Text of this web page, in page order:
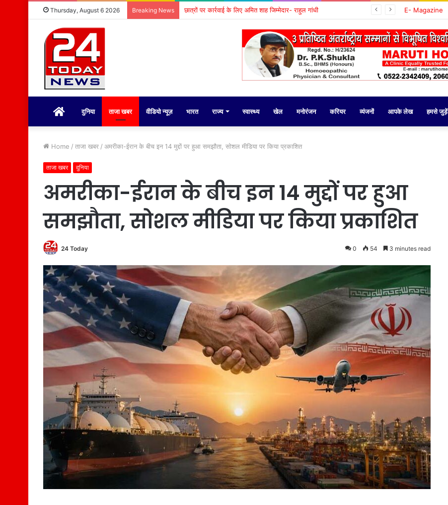
Thursday, August 6 2026 Breaking News छात्रों पर कार्रवाई के लिए अमित शाह जिम्मेदार- राहुल गांधी E- Magazine
होम दुनिया ताजा खबर वीडियो न्यूज़ भारत राज्य स्वास्थ्य खेल मनोरंजन करियर व्यंजनों आपके लेख हमसे जुड़ें
Home / ताजा खबर / अमरीका-ईरान के बीच इन 14 मुद्दों पर हुआ समझौता, सोशल मीडिया पर किया प्रकाशित
ताजा खबर दुनिया
अमरीका-ईरान के बीच इन 14 मुद्दों पर हुआ
समझौता, सोशल मीडिया पर किया प्रकाशित
24 Today 0 54 3 minutes read